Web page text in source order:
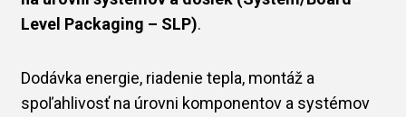
Level Packaging – SLP).
Dodávka energie, riadenie tepla, montáž a
spoľahlivosť na úrovni komponentov a systémov